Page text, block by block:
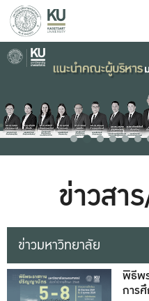
ข่าวสา
ข่าวมหาวิทยาลัย
พิธีพ
การ